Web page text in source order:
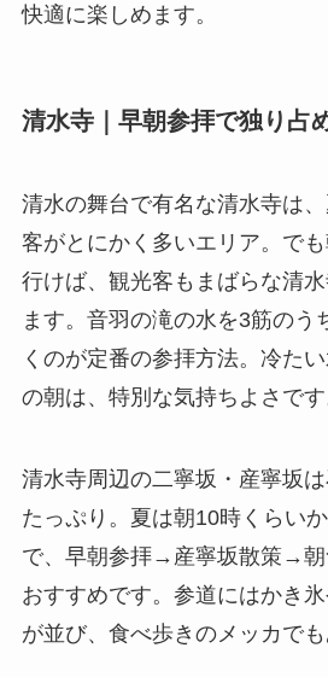
快適に楽しめます。
清水寺｜早朝参拝で独り占
清水の舞台で有名な清水寺は
客がとにかく多いエリア。で
行けば、観光客もまばらな清
ます。音羽の滝の水を3筋のう
くのが定番の参拝方法。冷た
の朝は、特別な気持ちよさです
清水寺周辺の二寧坂・産寧坂
たっぷり。夏は朝10時くらい
で、早朝参拝→産寧坂散策→朝
おすすめです。参道にはかき
が並び、食べ歩きのメッカでも